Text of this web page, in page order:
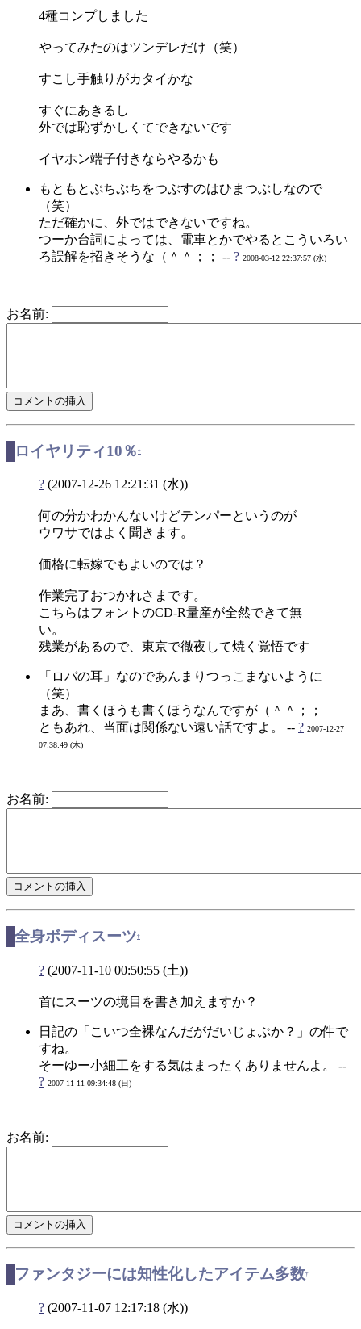
4種コンプしました
やってみたのはツンデレだけ（笑）
すこし手触りがカタイかな
すぐにあきるし
外では恥ずかしくてできないです
イヤホン端子付きならやるかも
もともとぷちぷちをつぶすのはひまつぶしなので
（笑）
ただ確かに、外ではできないですね。
つーか台詞によっては、電車とかでやるとこういろい
ろ誤解を招きそうな（＾＾；； -- ? 2008-03-12 22:37:57 (水)
お名前:
ロイヤリティ10％ †
? (2007-12-26 12:21:31 (水))
何の分かわかんないけどテンパーというのが
ウワサではよく聞きます。
価格に転嫁でもよいのでは？
作業完了おつかれさまです。
こちらはフォントのCD-R量産が全然できて無
い。
残業があるので、東京で徹夜して焼く覚悟です
「ロバの耳」なのであんまりつっこまないように
（笑）
まあ、書くほうも書くほうなんですが（＾＾；；
ともあれ、当面は関係ない遠い話ですよ。 -- ? 2007-12-27
07:38:49 (木)
お名前:
全身ボディスーツ†
? (2007-11-10 00:50:55 (土))
首にスーツの境目を書き加えますか？
日記の「こいつ全裸なんだがだいじょぶか？」の件で
すね。
そーゆー小細工をする気はまったくありませんよ。 --
? 2007-11-11 09:34:48 (日)
お名前:
ファンタジーには知性化したアイテム多数†
? (2007-11-07 12:17:18 (水))